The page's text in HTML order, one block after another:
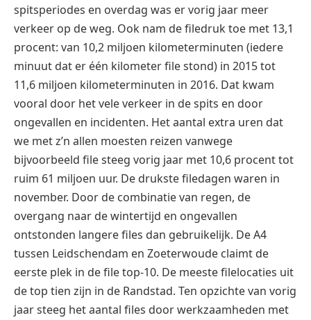
spitsperiodes en overdag was er vorig jaar meer
verkeer op de weg. Ook nam de filedruk toe met 13,1
procent: van 10,2 miljoen kilometerminuten (iedere
minuut dat er één kilometer file stond) in 2015 tot
11,6 miljoen kilometerminuten in 2016. Dat kwam
vooral door het vele verkeer in de spits en door
ongevallen en incidenten. Het aantal extra uren dat
we met z’n allen moesten reizen vanwege
bijvoorbeeld file steeg vorig jaar met 10,6 procent tot
ruim 61 miljoen uur. De drukste filedagen waren in
november. Door de combinatie van regen, de
overgang naar de wintertijd en ongevallen
ontstonden langere files dan gebruikelijk. De A4
tussen Leidschendam en Zoeterwoude claimt de
eerste plek in de file top-10. De meeste filelocaties uit
de top tien zijn in de Randstad. Ten opzichte van vorig
jaar steeg het aantal files door werkzaamheden met